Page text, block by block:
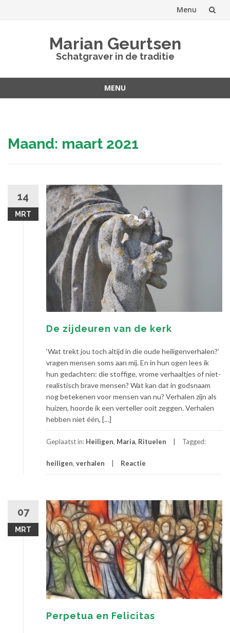
Menu
Marian Geurtsen
Schatgraver in de traditie
MENU
Maand: maart 2021
14
MRT
De zijdeuren van de kerk
‘Wat trekt jou toch altijd in die oude heiligenverhalen?’
vragen mensen soms aan mij. En in hun ogen lees ik
hun gedachten: die stoffige, vrome verhaaltjes of niet-
realistisch brave mensen? Wat kan dat in godsnaam
nog betekenen voor mensen van nu? Verhalen zijn als
huizen, hoorde ik een verteller ooit zeggen. Verhalen
hebben niet één, […]
Geplaatst in: Heiligen, Maria, Rituelen Tagged:
heiligen, verhalen Reactie
07
MRT
Perpetua en Felicitas